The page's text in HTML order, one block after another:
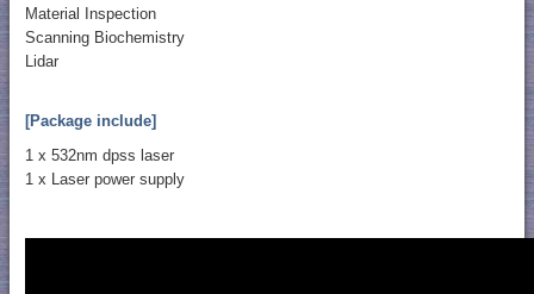
Material Inspection
Scanning Biochemistry
Lidar
[Package include]
1 x 532nm dpss laser
1 x Laser power supply